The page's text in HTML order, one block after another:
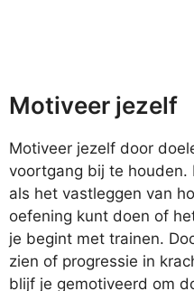
Motiveer jezelf
Motiveer jezelf door
voortgang bij te houden.
als het vastleggen van
oefening kunt doen of
je begint met trainen.
zien of progressie in
blijf je gemotiveerd om